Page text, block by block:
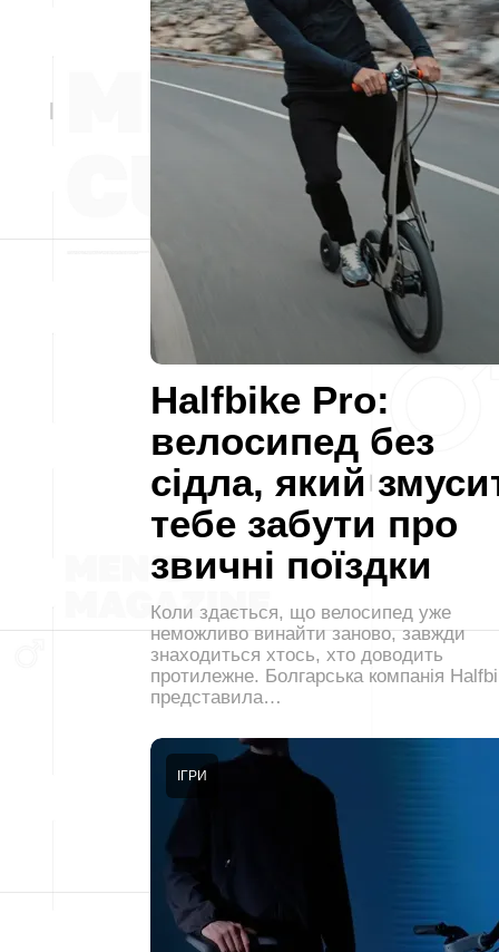
Halfbike Pro:
велосипед без
сідла, який
тебе забути про
звичні поїздки
Коли здається, що велосипед уже
неможливо винайти заново, завжди
знаходиться хтось, хто доводить
протилежне. Болгарська компанія
представила…
ІГРИ